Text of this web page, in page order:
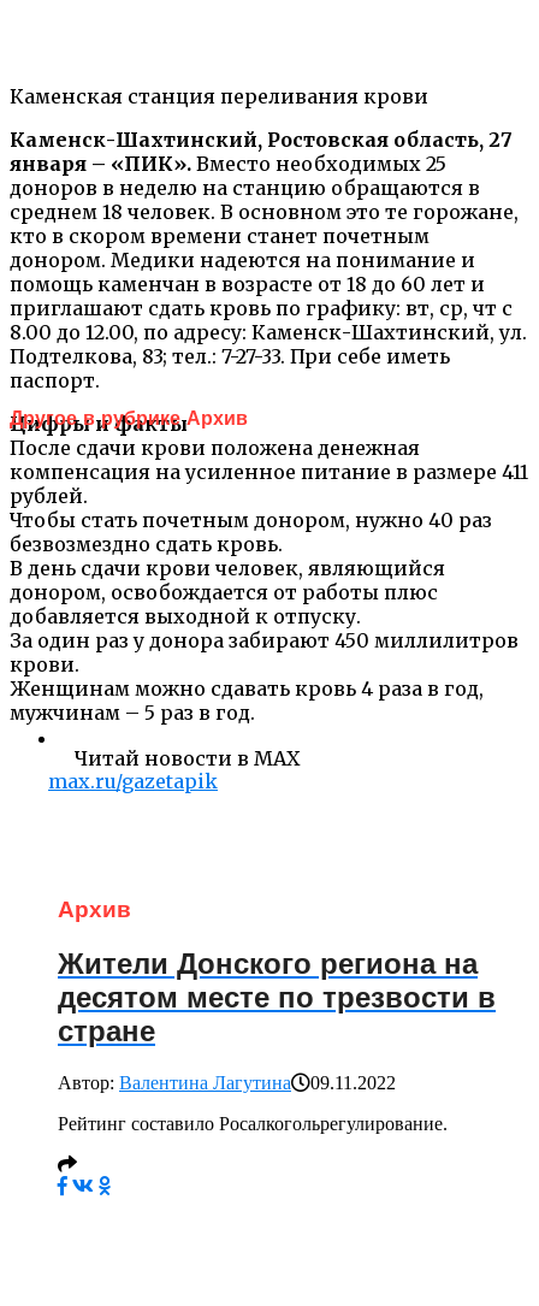
Каменская станция переливания крови
Каменск-Шахтинский, Ростовская область, 27
января – «ПИК». Вместо необходимых 25
доноров в неделю на станцию обращаются в
среднем 18 человек. В основном это те горожане,
кто в скором времени станет почетным
донором. Медики надеются на понимание и
помощь каменчан в возрасте от 18 до 60 лет и
приглашают сдать кровь по графику: вт, ср, чт с
8.00 до 12.00, по адресу: Каменск-Шахтинский, ул.
Подтелкова, 83; тел.: 7-27-33. При себе иметь
паспорт.
Цифры и факты
После сдачи крови положена денежная
компенсация на усиленное питание в размере 411
рублей.
Чтобы стать почетным донором, нужно 40 раз
безвозмездно сдать кровь.
В день сдачи крови человек, являющийся
донором, освобождается от работы плюс
добавляется выходной к отпуску.
За один раз у донора забирают 450 миллилитров
крови.
Женщинам можно сдавать кровь 4 раза в год,
мужчинам – 5 раз в год.
Читай новости в MAX
max.ru/gazetapik
Другое в рубрике Архив
Архив
Жители Донского региона на
десятом месте по трезвости в
стране
Автор: Валентина Лагутина
09.11.2022
Рейтинг составило Росалкогольрегулирование.